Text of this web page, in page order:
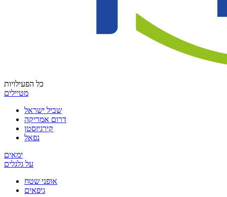
כל הפעילויות
מטיילים
שביל ישראל
דרום אמריקה
קירגיזסטן
נפאל
ימאים
על גלגלים
אופני שטח
גיפאים